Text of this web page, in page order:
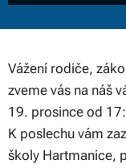
Vážení rodiče,
zveme vás na náš
19. prosince od
K poslechu vám
školy Hartmanice,